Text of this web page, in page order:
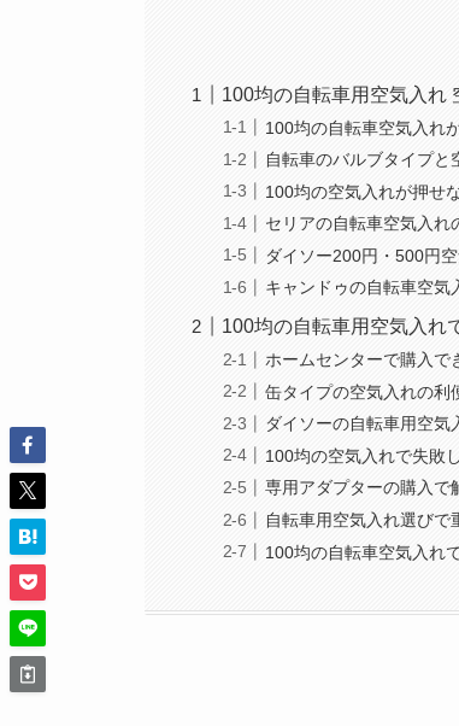
100均の自転車用空気入れ
100均の自転車空気入れ
自転車のバルブタイプと
100均の空気入れが押せ
セリアの自転車空気入れ
ダイソー200円・500円
キャンドゥの自転車空気
100均の自転車用空気入れ
ホームセンターで購入で
缶タイプの空気入れの利
ダイソーの自転車用空気
100均の空気入れで失敗
専用アダプターの購入で
自転車用空気入れ選びで
100均の自転車空気入れ